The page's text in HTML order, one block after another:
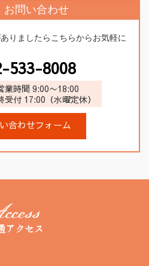
お問い合わせ
りましたらこちらからお気軽に
533-8008
業時間 9:00〜18:00
付 17:00（水曜定休）
合わせフォーム
アクセス